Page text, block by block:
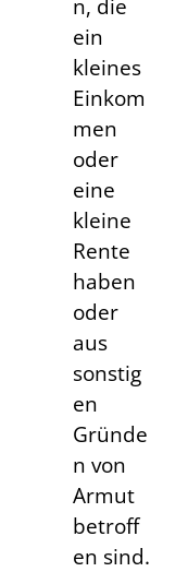
ein
kleines
Einkom
men
oder
eine
kleine
Rente
haben
oder
aus
sonstig
en
Gründe
n von
Armut
betroff
en sind.